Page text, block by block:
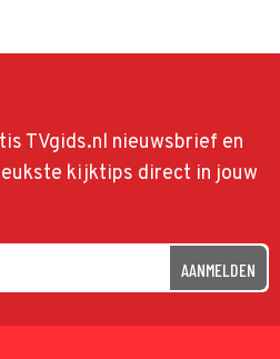
TVgids.nl nieuwsbrief en
kijktips direct in jouw
AANMELDEN